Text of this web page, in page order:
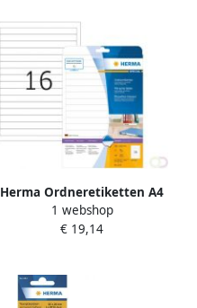
Herma Ordneretiketten A4
192 x 16 9 mm wit
ondoorzichtig permanent
1 webshop
€ 19,14